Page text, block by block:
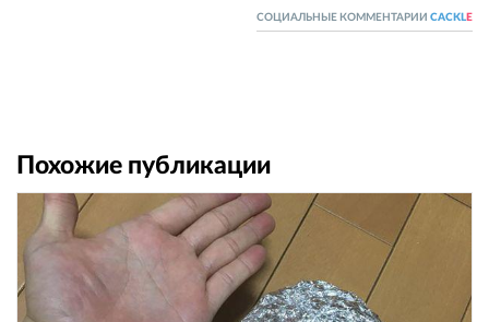
СОЦИАЛЬНЫЕ КОММЕНТАРИИ CACKL E
Похожие публикации